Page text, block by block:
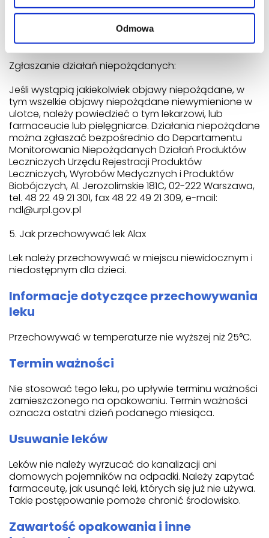
Odmowa
W przypadku wystąpienia działań niepożądanych
innych niż wyżej wymienione zaleca się
skontaktowanie się z lekarzem lub farmaceutą.
Zgłaszanie działań niepożądanych:
Jeśli wystąpią jakiekolwiek objawy niepożądane, w
tym wszelkie objawy niepożądane niewymienione w
ulotce, należy powiedzieć o tym lekarzowi, lub
farmaceucie lub pielęgniarce. Działania niepożądane
można zgłaszać bezpośrednio do Departamentu
Monitorowania Niepożądanych Działań Produktów
Leczniczych Urzędu Rejestracji Produktów
Leczniczych, Wyrobów Medycznych i Produktów
Biobójczych, Al. Jerozolimskie 181C, 02-222 Warszawa,
tel. 48 22 49 21 301, fax 48 22 49 21 309, e-mail:
ndl@urpl.gov.pl
5. Jak przechowywać lek Alax
Lek należy przechowywać w miejscu niewidocznym i
niedostępnym dla dzieci.
Informacje dotyczące przechowywania
leku
Przechowywać w temperaturze nie wyższej niż 25°C.
Termin ważności
Nie stosować tego leku, po upływie terminu ważności
zamieszczonego na opakowaniu. Termin ważności
oznacza ostatni dzień podanego miesiąca.
Usuwanie leków
Leków nie należy wyrzucać do kanalizacji ani
domowych pojemników na odpadki. Należy zapytać
farmaceutę, jak usunąć leki, których się już nie używa.
Takie postępowanie pomoże chronić środowisko.
Zawartość opakowania i inne